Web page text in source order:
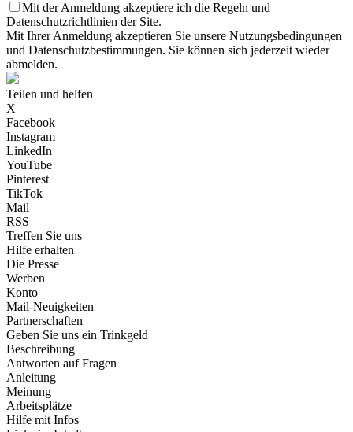
Mit der Anmeldung akzeptiere ich die Regeln und
Datenschutzrichtlinien der Site.
Mit Ihrer Anmeldung akzeptieren Sie unsere Nutzungsbedingungen
und Datenschutzbestimmungen. Sie können sich jederzeit wieder
abmelden.
Teilen und helfen
X
Facebook
Instagram
LinkedIn
YouTube
Pinterest
TikTok
Mail
RSS
Treffen Sie uns
Hilfe erhalten
Die Presse
Werben
Konto
Mail-Neuigkeiten
Partnerschaften
Geben Sie uns ein Trinkgeld
Beschreibung
Antworten auf Fragen
Anleitung
Meinung
Arbeitsplätze
Hilfe mit Infos